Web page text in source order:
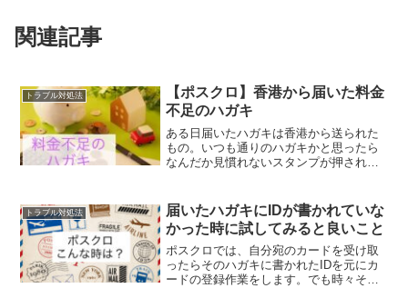
関連記事
トラブル対処法
【ポスクロ】香港から届いた料金
不足のハガキ
ある日届いたハガキは香港から送られた
もの。いつも通りのハガキかと思ったら
なんだか見慣れないスタンプが押されて
『料金不足』のハガキが届いてしまった
時の対処法についてお話しします。
トラブル対処法
届いたハガキにIDが書かれていな
かった時に試してみると良いこと
ポスクロでは、自分宛のカードを受け取
ったらそのハガキに書かれたIDを元にカ
ードの登録作業をします。でも時々その